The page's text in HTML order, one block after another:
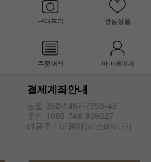
구매후기 관심상품
주문내역 마이페이지
결제계좌안내
농협 352-1487-7653-43
우리 1002-746-829227
예금주 : 이원해(미소바이크)